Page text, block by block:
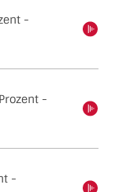
-
-
-